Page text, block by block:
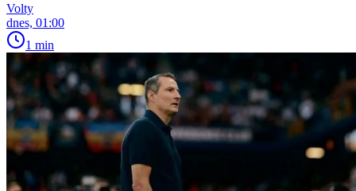
Volty
dnes, 01:00
1 min